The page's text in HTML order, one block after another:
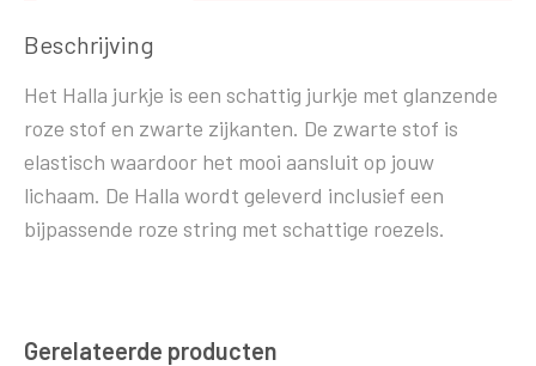
Beschrijving
Het Halla jurkje is een schattig jurkje met glanzende
roze stof en zwarte zijkanten. De zwarte stof is
elastisch waardoor het mooi aansluit op jouw
lichaam. De Halla wordt geleverd inclusief een
bijpassende roze string met schattige roezels.
Gerelateerde producten